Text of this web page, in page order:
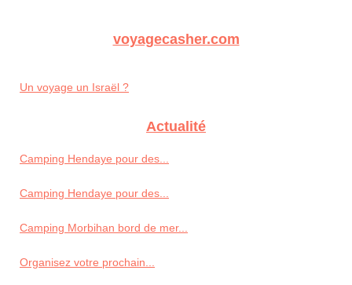
voyagecasher.com
Un voyage un Israël ?
Actualité
Camping Hendaye pour des...
Camping Hendaye pour des...
Camping Morbihan bord de mer...
Organisez votre prochain...